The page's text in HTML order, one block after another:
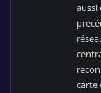
aussi
carte